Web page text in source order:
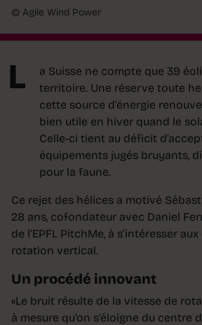
© Agile Wind Power
L
a Suisse ne compte que 39
territoire. Une réserve toute
cette source d’énergie
bien utile en hiver quand le
Celle-ci tient au déficit
équipements jugés bruyants,
pour la faune.
Ce rejet des hélices a motivé
28 ans, cofondateur avec Daniel
de l’EPFL PitchMe, à s’intéresser
rotation vertical.
Un procédé innovant
«Le bruit résulte de la vitesse de
à mesure qu’on s’éloigne du centre